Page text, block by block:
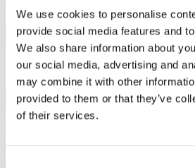
We use cookies to personalise
provide social media features and
We also share information about
our social media, advertising and
may combine it with other
provided to them or that they’ve
of their services.
Invoq ovn. Nyd morgenmad til perfektion
Ingredienser
Æg Olie